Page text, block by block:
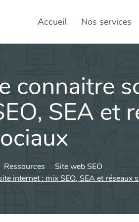
Accueil Nos services
SEO
connaitre
SEA et
Ressources
Site web SEO
internet : mix SEO, SEA et réseaux